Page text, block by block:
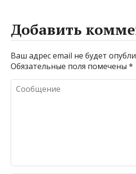
Добавить
Ваш адрес email не будет
Обязательные поля помечены*